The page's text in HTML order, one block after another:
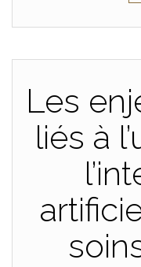
Les
liés à